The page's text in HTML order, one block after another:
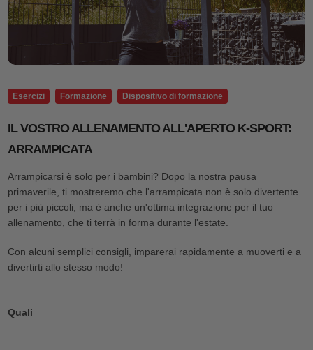
Esercizi Formazione Dispositivo di formazione
IL VOSTRO ALLENAMENTO ALL'APERTO K-SPORT:
ARRAMPICATA
Arrampicarsi è solo per i bambini? Dopo la nostra pausa
primaverile, ti mostreremo che l'arrampicata non è solo divertente
per i più piccoli, ma è anche un'ottima integrazione per il tuo
allenamento, che ti terrà in forma durante l'estate.
Con alcuni semplici consigli, imparerai rapidamente a muoverti e a
divertirti allo stesso modo!
Quali